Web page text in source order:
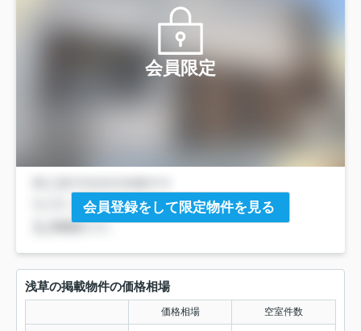
会員限定
会員登録をして限定物件を見る
浅草の掲載物件の価格相場
価格相場 空室件数